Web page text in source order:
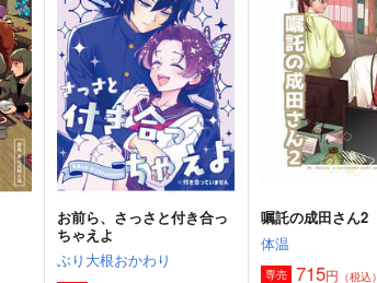
お前ら、さっさと付き合っ
ちゃえよ
ぶり大根おかわり
嘱託の成田さん2
体温
専売 715円 （税込）